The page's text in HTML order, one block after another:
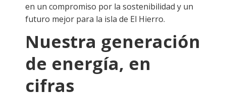
en un compromiso por la sostenibilidad y un
futuro mejor para la isla de El Hierro.
Nuestra generación
de energía, en
cifras